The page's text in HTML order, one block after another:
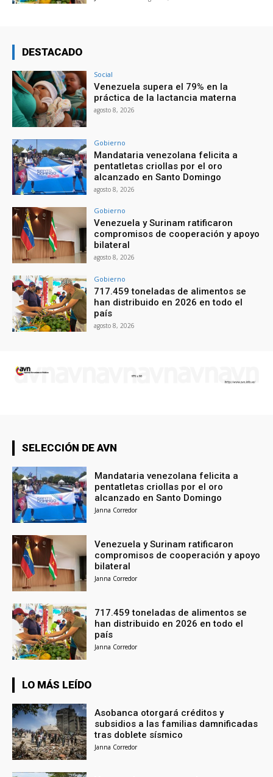
DESTACADO
Social
Venezuela supera el 79% en la
práctica de la lactancia materna
agosto 8, 2026
Gobierno
Mandataria venezolana felicita a
pentatletas criollas por el oro
alcanzado en Santo Domingo
agosto 8, 2026
Gobierno
Venezuela y Surinam ratificaron
compromisos de cooperación y apoyo
bilateral
agosto 8, 2026
Gobierno
717.459 toneladas de alimentos se
han distribuido en 2026 en todo el
país
agosto 8, 2026
SELECCIÓN DE AVN
Mandataria venezolana felicita a
pentatletas criollas por el oro
alcanzado en Santo Domingo
Janna Corredor
Venezuela y Surinam ratificaron
compromisos de cooperación y apoyo
bilateral
Janna Corredor
717.459 toneladas de alimentos se
han distribuido en 2026 en todo el
país
Janna Corredor
LO MÁS LEÍDO
Asobanca otorgará créditos y
subsidios a las familias damnificadas
tras doblete sísmico
Janna Corredor